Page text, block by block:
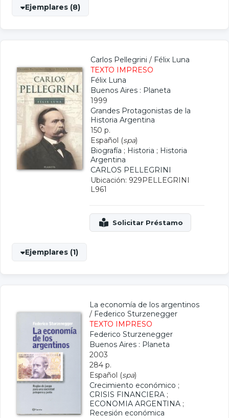
Ejemplares (8)
Carlos Pellegrini / Félix Luna
TEXTO IMPRESO
Félix Luna
Buenos Aires : Planeta
1999
Grandes Protagonistas de la
Historia Argentina
150 p.
Español (spa)
Biografía ; Historia ; Historia
Argentina
CARLOS PELLEGRINI
Ubicación: 929PELLEGRINI
L961
Ejemplares (1)
La economía de los argentinos
/ Federico Sturzenegger
TEXTO IMPRESO
Federico Sturzenegger
Buenos Aires : Planeta
2003
284 p.
Español (spa)
Crecimiento económico ;
CRISIS FINANCIERA ;
ECONOMIA ARGENTINA ;
Recesión económica